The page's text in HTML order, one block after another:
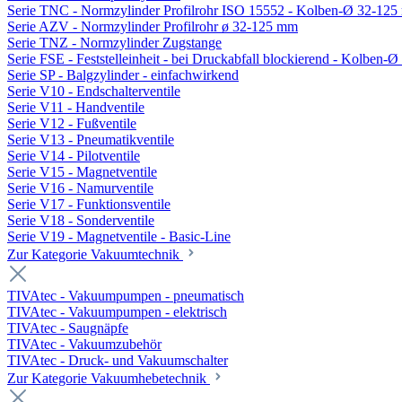
Serie TNC - Normzylinder Profilrohr ISO 15552 - Kolben-Ø 32-125
Serie AZV - Normzylinder Profilrohr ø 32-125 mm
Serie TNZ - Normzylinder Zugstange
Serie FSE - Feststelleinheit - bei Druckabfall blockierend - Kolben-Ø
Serie SP - Balgzylinder - einfachwirkend
Serie V10 - Endschalterventile
Serie V11 - Handventile
Serie V12 - Fußventile
Serie V13 - Pneumatikventile
Serie V14 - Pilotventile
Serie V15 - Magnetventile
Serie V16 - Namurventile
Serie V17 - Funktionsventile
Serie V18 - Sonderventile
Serie V19 - Magnetventile - Basic-Line
Zur Kategorie Vakuumtechnik
TIVAtec - Vakuumpumpen - pneumatisch
TIVAtec - Vakuumpumpen - elektrisch
TIVAtec - Saugnäpfe
TIVAtec - Vakuumzubehör
TIVAtec - Druck- und Vakuumschalter
Zur Kategorie Vakuumhebetechnik